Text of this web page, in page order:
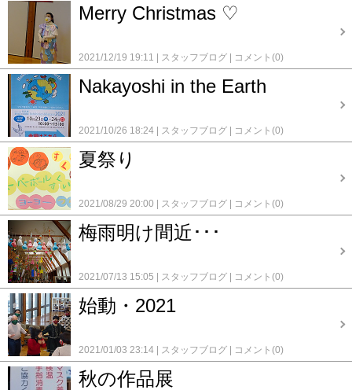
Merry Christmas ♡
2021/12/19 19:11 スタッフブログ コメント(0)
Nakayoshi in the Earth
2021/10/26 18:24 スタッフブログ コメント(0)
夏祭り
2021/08/29 20:00 スタッフブログ コメント(0)
梅雨明け間近･･･
2021/07/13 15:05 スタッフブログ コメント(0)
始動・2021
2021/01/03 23:14 スタッフブログ コメント(0)
秋の作品展